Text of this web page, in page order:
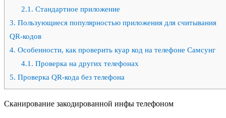
2.1. Стандартное приложение
3. Пользующиеся популярностью приложения для считывания
QR-кодов
4. Особенности, как проверить куар код на телефоне Самсунг
4.1. Проверка на других телефонах
5. Проверка QR-кода без телефона
Сканирование закодированной инфы телефоном